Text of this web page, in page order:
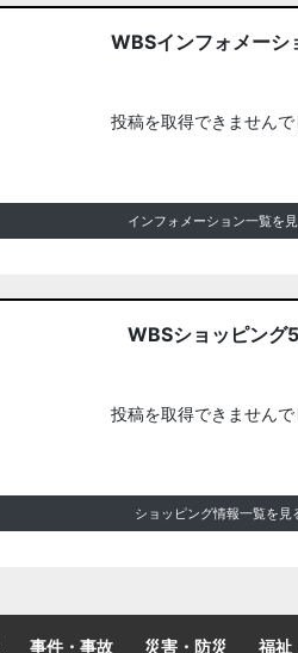
WBSインフォメーシ
投稿を取得できませんで
インフォメーション一覧を
WBSショッピング
投稿を取得できませんで
ショッピング情報一覧を見
事件・事故 災害・防災 福祉